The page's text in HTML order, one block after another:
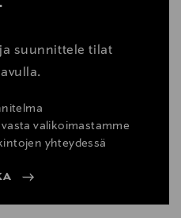
suunnittele tilat
valikoimastamme
yhteydessä